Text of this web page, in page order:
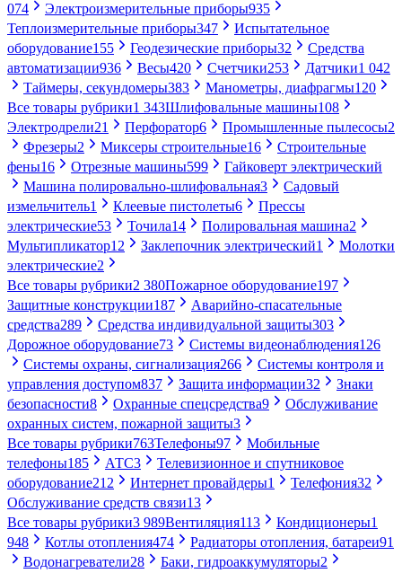
074
Электроизмерительные приборы935
Теплоизмерительные приборы347
Испытательное
оборудование155 Геодезические приборы32
Средства
автоматизации936 Весы420 Счетчики253 Датчики1 042
Таймеры, секундомеры383 Манометры, диафрагмы120
Все товары рубрики1 343Шлифовальные машины108
Электродрели21 Перфоратор6 Промышленные пылесосы2
Фрезеры2 Миксеры строительные16
Строительные
фены16 Отрезные машины599
Гайковерт электрический
Машина полировально-шлифовальная3
Садовый
измельчитель1 Клеевые пистолеты6
Прессы
электрические53 Точила14 Полировальная машина2
Мультипликатор12 Заклепочник электрический1
Молотки
электрические2
Все товары рубрики2 380Пожарное оборудование197
Защитные конструкции187
Аварийно-спасательные
средства289 Средства индивидуальной защиты303
Дорожное оборудование73 Системы видеонаблюдения126
Системы охраны, сигнализация266
Системы контроля и
управления доступом837 Защита информации32
Знаки
безопасности8 Охранные спецсредства9
Обслуживание
охранных систем, пожарной защиты3
Все товары рубрики763Телефоны97
Мобильные
телефоны185 АТС3
Телевизионное и спутниковое
оборудование212 Интернет провайдеры1 Телефония32
Обслуживание средств связи13
Все товары рубрики3 989Вентиляция113 Кондиционеры1
948
Котлы отопления474 Радиаторы отопления, батареи91
Водонагреватели28 Баки, гидроаккумуляторы2